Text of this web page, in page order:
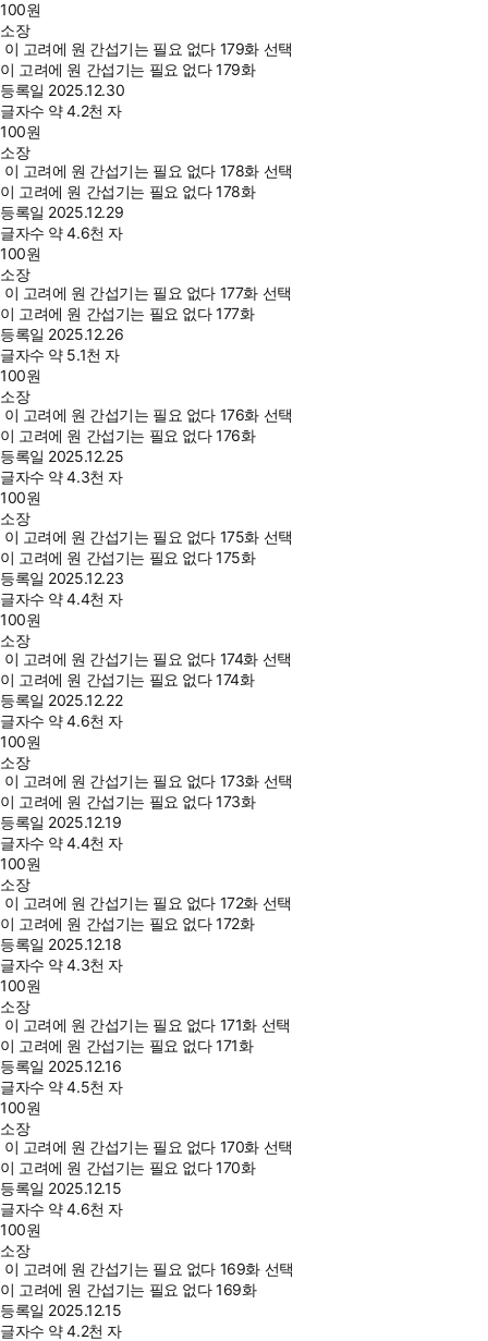
100원
소장
이 고려에 원 간섭기는 필요 없다 179화 선택
이 고려에 원 간섭기는 필요 없다 179화
등록일 2025.12.30
글자수 약 4.2천 자
100원
소장
이 고려에 원 간섭기는 필요 없다 178화 선택
이 고려에 원 간섭기는 필요 없다 178화
등록일 2025.12.29
글자수 약 4.6천 자
100원
소장
이 고려에 원 간섭기는 필요 없다 177화 선택
이 고려에 원 간섭기는 필요 없다 177화
등록일 2025.12.26
글자수 약 5.1천 자
100원
소장
이 고려에 원 간섭기는 필요 없다 176화 선택
이 고려에 원 간섭기는 필요 없다 176화
등록일 2025.12.25
글자수 약 4.3천 자
100원
소장
이 고려에 원 간섭기는 필요 없다 175화 선택
이 고려에 원 간섭기는 필요 없다 175화
등록일 2025.12.23
글자수 약 4.4천 자
100원
소장
이 고려에 원 간섭기는 필요 없다 174화 선택
이 고려에 원 간섭기는 필요 없다 174화
등록일 2025.12.22
글자수 약 4.6천 자
100원
소장
이 고려에 원 간섭기는 필요 없다 173화 선택
이 고려에 원 간섭기는 필요 없다 173화
등록일 2025.12.19
글자수 약 4.4천 자
100원
소장
이 고려에 원 간섭기는 필요 없다 172화 선택
이 고려에 원 간섭기는 필요 없다 172화
등록일 2025.12.18
글자수 약 4.3천 자
100원
소장
이 고려에 원 간섭기는 필요 없다 171화 선택
이 고려에 원 간섭기는 필요 없다 171화
등록일 2025.12.16
글자수 약 4.5천 자
100원
소장
이 고려에 원 간섭기는 필요 없다 170화 선택
이 고려에 원 간섭기는 필요 없다 170화
등록일 2025.12.15
글자수 약 4.6천 자
100원
소장
이 고려에 원 간섭기는 필요 없다 169화 선택
이 고려에 원 간섭기는 필요 없다 169화
등록일 2025.12.15
글자수 약 4.2천 자